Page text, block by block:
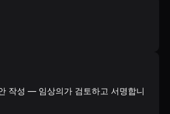
작성 — 임상의가 검토하고 서명합니